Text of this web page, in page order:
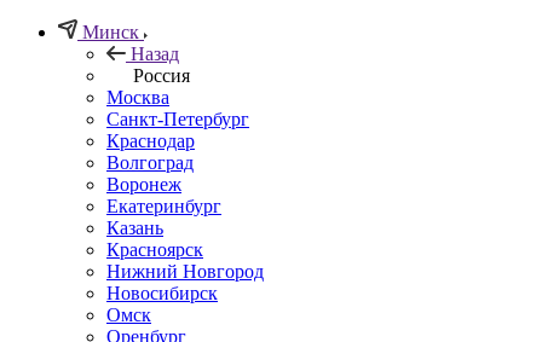
Минск
Назад
Россия
Москва
Санкт-Петербург
Краснодар
Волгоград
Воронеж
Екатеринбург
Казань
Красноярск
Нижний Новгород
Новосибирск
Омск
Оренбург